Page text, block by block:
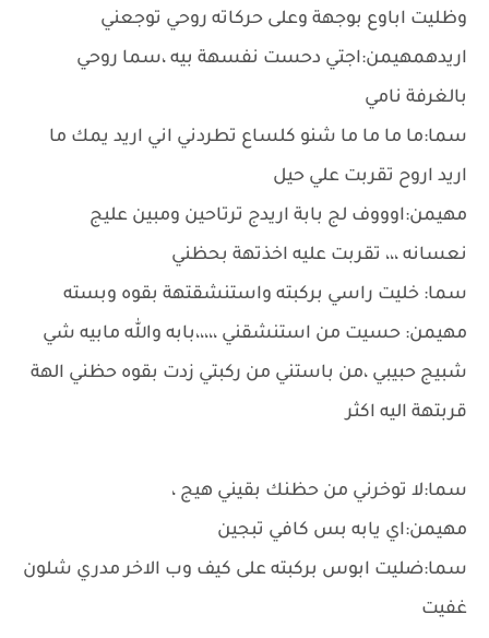
وظليت اباوع بوجهة وعلى حركاته روحي توجعني
اريدهمهيمن:اجتي دحست نفسهة بيه ،سما روحي
بالغرفة نامي
سما:ما ما ما ما شنو كلساع تطردني اني اريد يمك ما
اريد اروح تقربت علي حيل
مهيمن:اوووف لج بابة اريدج ترتاحين ومبين عليج
نعسانه ،،، تقربت عليه اخذتهة بحظني
سما: خليت راسي بركبته واستنشقتهة بقوه وبسته
مهيمن: حسيت من استنشقني ،،،،،بابه والله مابيه شي
شبيج حبيبي ،من باستني من ركبتي زدت بقوه حظني الهة
قربتهة اليه اكثر
سما:لا توخرني من حظنك بقيني هيج ،
مهيمن:اي يابه بس كافي تبجين
سما:ضليت ابوس بركبته على كيف وب الاخر مدري شلون
غفيت